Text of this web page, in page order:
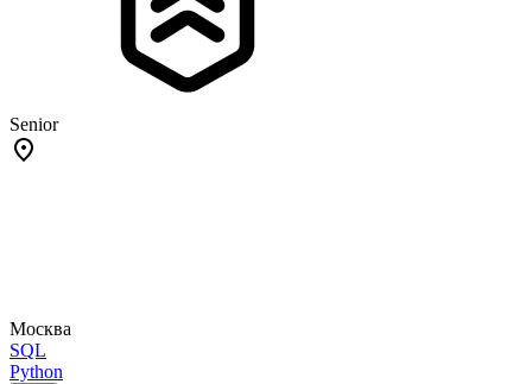
Senior
Москва
SQL
Python